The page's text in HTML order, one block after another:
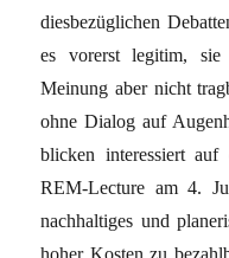
diesbezüglichen
es vorerst legitim, sie
Meinung aber nicht
ohne Dialog auf
blicken interessiert auf
REM-Lecture am 4.
nachhaltiges und
hoher Kosten zu